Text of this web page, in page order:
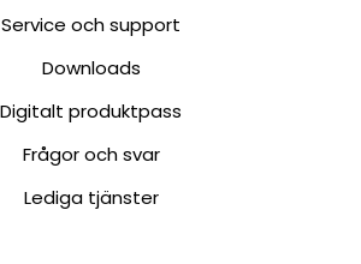
Service och support
Downloads
Digitalt produktpass
Frågor och svar
Lediga tjänster